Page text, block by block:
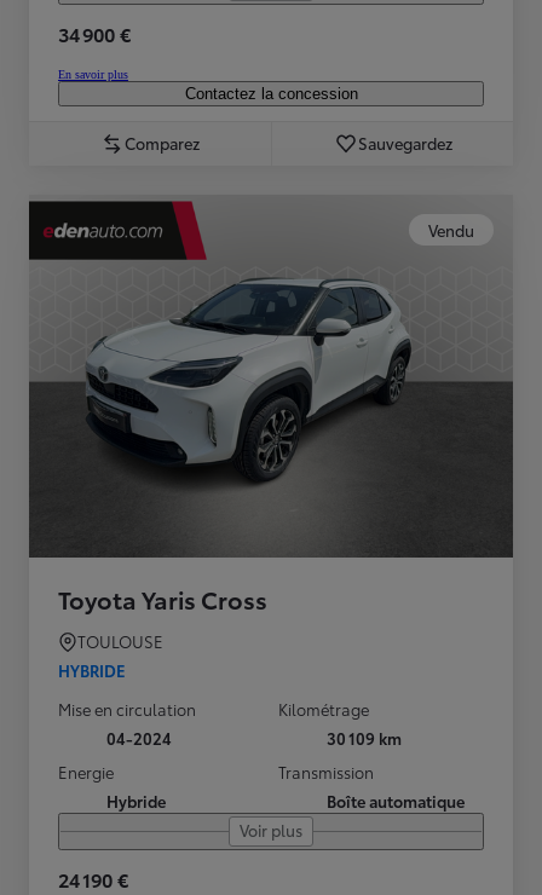
34 900 €
En savoir plus
Contactez la concession
Comparez Sauvegardez
Vendu
Toyota Yaris Cross
TOULOUSE
HYBRIDE
Mise en circulation
04-2024
Kilométrage
30 109 km
Energie
Hybride
Transmission
Boîte automatique
Voir plus
24 190 €